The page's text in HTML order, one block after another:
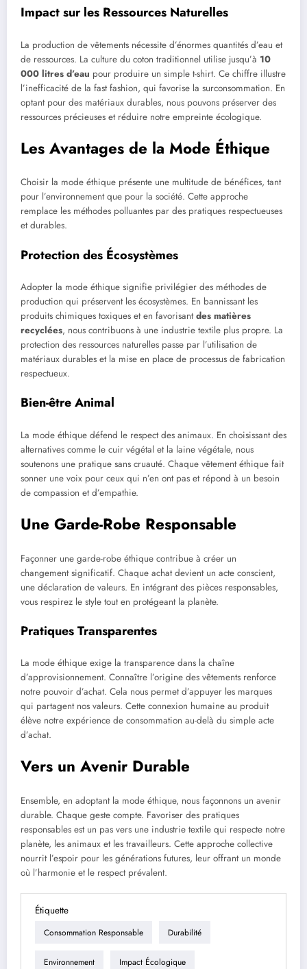
Impact sur les Ressources Naturelles
La production de vêtements nécessite d’énormes quantités d’eau et
de ressources. La culture du coton traditionnel utilise jusqu’à 10
000 litres d’eau pour produire un simple t-shirt. Ce chiffre illustre
l’inefficacité de la fast fashion, qui favorise la surconsommation. En
optant pour des matériaux durables, nous pouvons préserver des
ressources précieuses et réduire notre empreinte écologique.
Les Avantages de la Mode Éthique
Choisir la mode éthique présente une multitude de bénéfices, tant
pour l’environnement que pour la société. Cette approche
remplace les méthodes polluantes par des pratiques respectueuses
et durables.
Protection des Écosystèmes
Adopter la mode éthique signifie privilégier des méthodes de
production qui préservent les écosystèmes. En bannissant les
produits chimiques toxiques et en favorisantdes matières
recyclées, nous contribuons à une industrie textile plus propre. La
protection des ressources naturelles passe par l’utilisation de
matériaux durables et la mise en place de processus de fabrication
respectueux.
Bien-être Animal
La mode éthique défend le respect des animaux. En choisissant des
alternatives comme le cuir végétal et la laine végétale, nous
soutenons une pratique sans cruauté. Chaque vêtement éthique fait
sonner une voix pour ceux qui n’en ont pas et répond à un besoin
de compassion et d’empathie.
Une Garde-Robe Responsable
Façonner une garde-robe éthique contribue à créer un
changement significatif. Chaque achat devient un acte conscient,
une déclaration de valeurs. En intégrant des pièces responsables,
vous respirez le style tout en protégeant la planète.
Pratiques Transparentes
La mode éthique exige la transparence dans la chaîne
d’approvisionnement. Connaître l’origine des vêtements renforce
notre pouvoir d’achat. Cela nous permet d’appuyer les marques
qui partagent nos valeurs. Cette connexion humaine au produit
élève notre expérience de consommation au-delà du simple acte
d’achat.
Vers un Avenir Durable
Ensemble, en adoptant la mode éthique, nous façonnons un avenir
durable. Chaque geste compte. Favoriser des pratiques
responsables est un pas vers une industrie textile qui respecte notre
planète, les animaux et les travailleurs. Cette approche collective
nourrit l’espoir pour les générations futures, leur offrant un monde
où l’harmonie et le respect prévalent.
Étiquette
Consommation Responsable Durabilité
Environnement Impact Écologique